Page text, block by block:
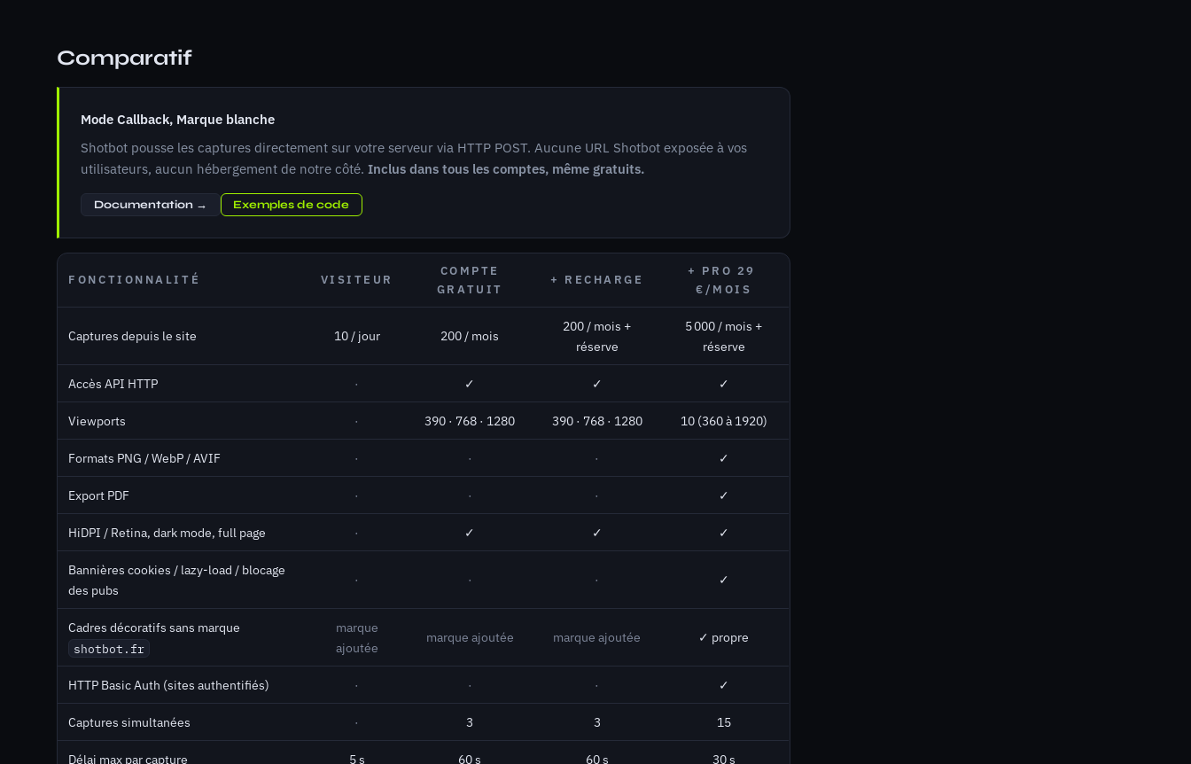
Comparatif
Mode Callback, Marque blanche
Shotbot pousse les captures directement sur votre serveur via HTTP POST. Aucune URL Shotbot exposée à vos
utilisateurs, aucun hébergement de notre côté.Inclus dans tous les comptes, même gratuits.
Documentation → Exemples de code
FONCTIONNALITÉ VISITEUR
COMPTE
GRATUIT
+ RECHARGE
+ PRO 29
€/MOIS
Captures depuis le site 10 / jour 200 / mois
200 / mois +
réserve
5 000 / mois +
réserve
Accès API HTTP · ✓ ✓ ✓
Viewports · 390 · 768 · 1280 390 · 768 · 1280 10 (360 à 1920)
Formats PNG / WebP / AVIF · · · ✓
Export PDF · · · ✓
HiDPI / Retina, dark mode, full page · ✓ ✓ ✓
Bannières cookies / lazy-load / blocage
des pubs
· · · ✓
Cadres décoratifs sans marque
shotbot.fr
marque
ajoutée
marque ajoutée marque ajoutée ✓ propre
HTTP Basic Auth (sites authentifiés) · · · ✓
Captures simultanées · 3 3 15
Délai max par capture 5 s 60 s 60 s 30 s